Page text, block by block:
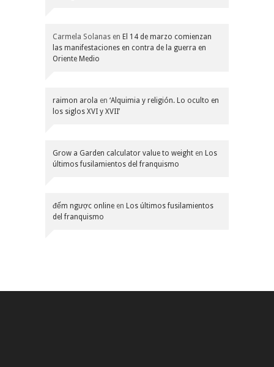
Carmela Solanas en El 14 de marzo comienzan
las manifestaciones en contra de la guerra en
Oriente Medio
raimon arola en ‘Alquimia y religión. Lo oculto en
los siglos XVI y XVII’
Grow a Garden calculator value to weight en Los
últimos fusilamientos del franquismo
đếm ngược online en Los últimos fusilamientos
del franquismo